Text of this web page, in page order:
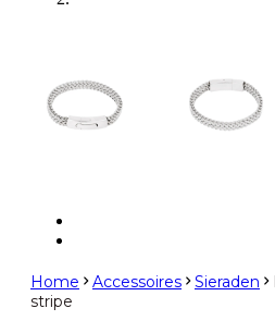
Home Accessoires Sieraden
stripe